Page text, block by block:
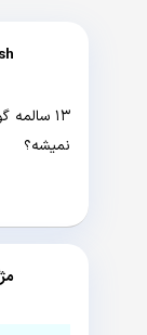
۱۳
نمیشه؟